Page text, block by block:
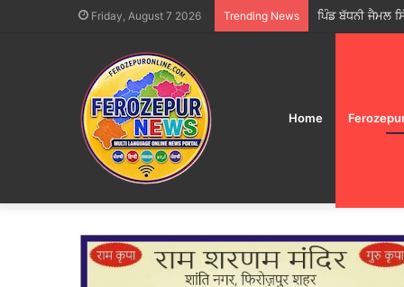
Friday, August 7 2026 Trending News ਫੂਡ ਸੇਫਟੀ ਵਿੰਗ
Home